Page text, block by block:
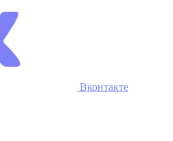
Вконтакте